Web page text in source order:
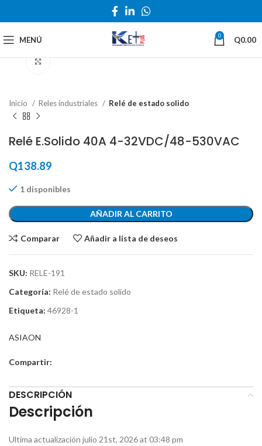
MENÚ 0 Q0.00
Inicio Reles industriales Relé de estado solido
Relé E.Solido 40A 4-32VDC/48-530VAC
Q138.89
1 disponibles
AÑADIR AL CARRITO
Comparar Añadir a lista de deseos
SKU: RELE-191
Categoría: Relé de estado solido
Etiqueta: 46928-1
ASIAON
Compartir:
DESCRIPCIÓN
Descripción
Ultima actualización julio 21st, 2026 at 03:48 pm